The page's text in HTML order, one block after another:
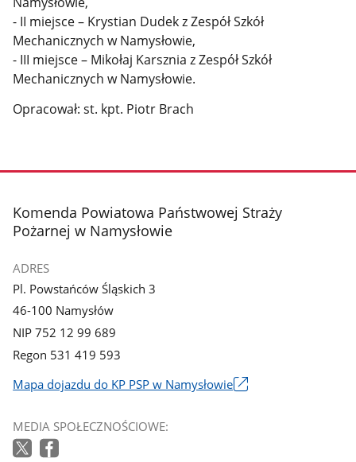
- II miejsce – Krystian Dudek z Zespół Szkół
Mechanicznych w Namysłowie,
- III miejsce – Mikołaj Karsznia z Zespół Szkół
Mechanicznych w Namysłowie.
Opracował: st. kpt. Piotr Brach
stopka
Komenda Powiatowa Państwowej Straży
Pożarnej w Namysłowie
ADRES
Pl. Powstańców Śląskich 3
46-100 Namysłów
NIP 752 12 99 689
Regon 531 419 593
Mapa dojazdu do KP PSP w Namysłowie
się
w
MEDIA SPOŁECZNOŚCIOWE: